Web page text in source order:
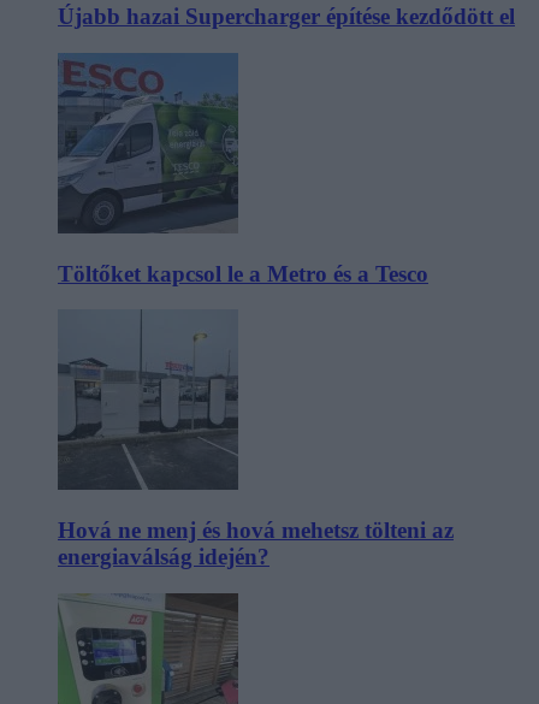
Újabb hazai Supercharger építése kezdődött el
Töltőket kapcsol le a Metro és a Tesco
Hová ne menj és hová mehetsz tölteni az
energiaválság idején?